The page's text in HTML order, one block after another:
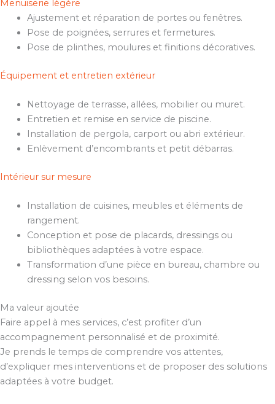
Menuiserie légère
Ajustement et réparation de portes ou fenêtres.
Pose de poignées, serrures et fermetures.
Pose de plinthes, moulures et finitions décoratives.
Équipement et entretien extérieur
Nettoyage de terrasse, allées, mobilier ou muret.
Entretien et remise en service de piscine.
Installation de pergola, carport ou abri extérieur.
Enlèvement d’encombrants et petit débarras.
Intérieur sur mesure
Installation de cuisines, meubles et éléments de
rangement.
Conception et pose de placards, dressings ou
bibliothèques adaptées à votre espace.
Transformation d’une pièce en bureau, chambre ou
dressing selon vos besoins.
Ma valeur ajoutée
Faire appel à mes services, c’est profiter d’un
accompagnement personnalisé et de proximité.
Je prends le temps de comprendre vos attentes,
d’expliquer mes interventions et de proposer des solutions
adaptées à votre budget.